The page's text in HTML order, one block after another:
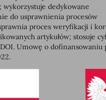
wykorzystuje dedykowane
do usprawnienia procesów
proces weryfikacji i
artykułów; stosuje
Umowę o dofinansowaniu